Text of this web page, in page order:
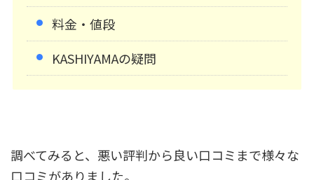
料金・値段
KASHIYAMAの疑問
調べてみると、悪い評判から良い口コミまで様々な
口コミがありました。